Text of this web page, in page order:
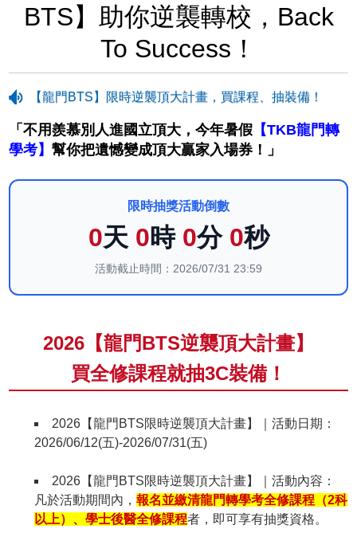
BTS】助你逆襲轉校，Back
To Success！
【龍門BTS】限時逆襲頂大計畫，買課程、抽裝備！
「不用羨慕別人進國立頂大，今年暑假 【TKB龍門轉
學考】幫你把遺憾變成頂大贏家入場券！」
限時抽獎活動倒數
0天 0時 0分 0秒
活動截止時間：2026/07/31 23:59
2026【龍門BTS逆襲頂大計畫】
買全修課程就抽3C裝備！
2026【龍門BTS限時逆襲頂大計畫】｜活動日期：
2026/06/12(五)-2026/07/31(五)
2026【龍門BTS限時逆襲頂大計畫】｜活動內容：
凡於活動期間內，報名並繳清龍門轉學考全修課程（2科
以上）、學士後醫全修課程者，即可享有抽獎資格。